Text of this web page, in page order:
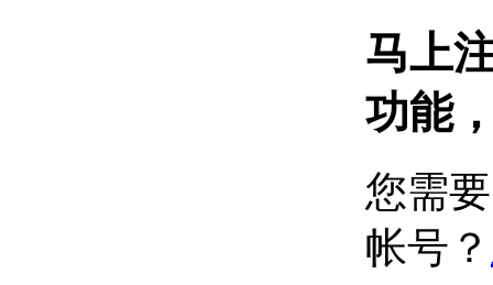
马上
功能
您需
帐号？